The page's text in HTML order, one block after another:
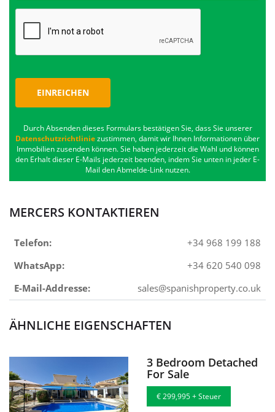
EINREICHEN
Durch Absenden dieses Formulars bestätigen Sie, dass Sie unserer
Datenschutzrichtliniezustimmen, damit wir Ihnen Informationen über
Immobilien zusenden können. Sie haben jederzeit die Wahl und können
den Erhalt dieser E-Mails jederzeit beenden, indem Sie unten in jeder E-
Mail den Abmelde-Link nutzen.
MERCERS KONTAKTIEREN
Telefon:
+34 968 199 188
WhatsApp:
+34 620 540 098
E-Mail-Addresse:
sales@spanishproperty.co.uk
ÄHNLICHE EIGENSCHAFTEN
3 Bedroom Detached
For Sale
€ 299,995 + Steuer